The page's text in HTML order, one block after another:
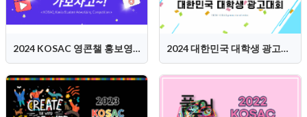
2024 KOSAC 영콘챌 홍보영상 2024 대한민국 대학생 광고대회 (KOSAC) 홍보영상